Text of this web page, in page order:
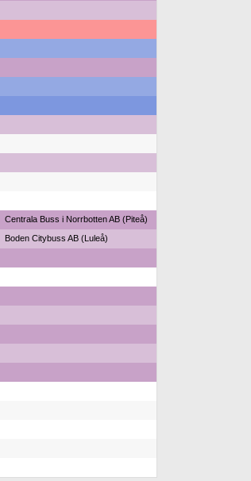
Centrala Buss i Norrbotten AB (Piteå)
Boden Citybuss AB (Luleå)